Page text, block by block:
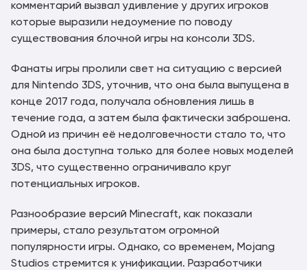
комментарий вызвал удивление у других игроков
которые выразили недоумение по поводу
существования блочной игры на консоли 3DS.
Фанаты игры пролили свет на ситуацию с версией
для Nintendo 3DS, уточнив, что она была выпущена в
конце 2017 года, получала обновления лишь в
течение года, а затем была фактически заброшена.
Одной из причин её недолговечности стало то, что
она была доступна только для более новых моделей
3DS, что существенно ограничивало круг
потенциальных игроков.
Разнообразие версий Minecraft, как показали
примеры, стало результатом огромной
популярности игры. Однако, со временем, Mojang
Studios стремится к унификации. Разработчики